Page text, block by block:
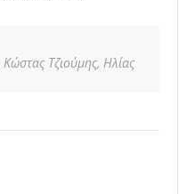
Κώστας Τζιούμης, Ηλίας